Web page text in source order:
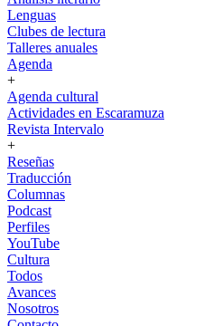
Lenguas
Clubes de lectura
Talleres anuales
Agenda
+
Agenda cultural
Actividades en Escaramuza
Revista Intervalo
+
Reseñas
Traducción
Columnas
Podcast
Perfiles
YouTube
Cultura
Todos
Avances
Nosotros